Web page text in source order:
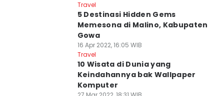
Travel
5 Destinasi Hidden Gems
Memesona di Malino, Kabupaten
Gowa
16 Apr 2022, 16:05 WIB
Travel
10 Wisata di Dunia yang
Keindahannya bak Wallpaper
Komputer